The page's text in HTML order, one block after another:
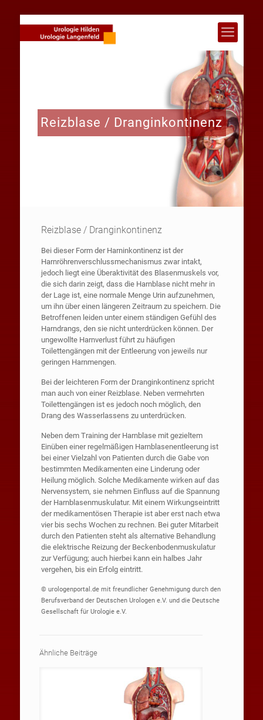
Reizblase / Dranginkontinenz
Reizblase / Dranginkontinenz
Bei dieser Form der Harninkontinenz ist der
Harnröhrenverschlussmechanismus zwar intakt,
jedoch liegt eine Überaktivität des Blasenmuskels vor,
die sich darin zeigt, dass die Harnblase nicht mehr in
der Lage ist, eine normale Menge Urin aufzunehmen,
um ihn über einen längeren Zeitraum zu speichern. Die
Betroffenen leiden unter einem ständigen Gefühl des
Harndrangs, den sie nicht unterdrücken können. Der
ungewollte Harnverlust führt zu häufigen
Toilettengängen mit der Entleerung von jeweils nur
geringen Harnmengen.
Bei der leichteren Form der Dranginkontinenz spricht
man auch von einer Reizblase. Neben vermehrten
Toilettengängen ist es jedoch noch möglich, den
Drang des Wasserlassens zu unterdrücken.
Neben dem Training der Harnblase mit gezieltem
Einüben einer regelmäßigen Harnblasenentleerung ist
bei einer Vielzahl von Patienten durch die Gabe von
bestimmten Medikamenten eine Linderung oder
Heilung möglich. Solche Medikamente wirken auf das
Nervensystem, sie nehmen Einfluss auf die Spannung
der Harnblasenmuskulatur. Mit einem Wirkungseintritt
der medikamentösen Therapie ist aber erst nach etwa
vier bis sechs Wochen zu rechnen. Bei guter Mitarbeit
durch den Patienten steht als alternative Behandlung
die elektrische Reizung der Beckenbodenmuskulatur
zur Verfügung; auch hierbei kann ein halbes Jahr
vergehen, bis ein Erfolg eintritt.
© urologenportal.de mit freundlicher Genehmigung durch den
Berufsverband der Deutschen Urologen e.V. und die Deutsche
Gesellschaft für Urologie e.V.
Ähnliche Beiträge